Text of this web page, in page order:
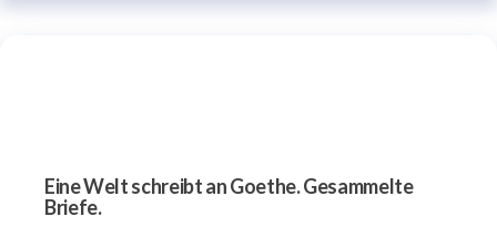
Eine Welt schreibt an Goethe. Gesammelte
Briefe.